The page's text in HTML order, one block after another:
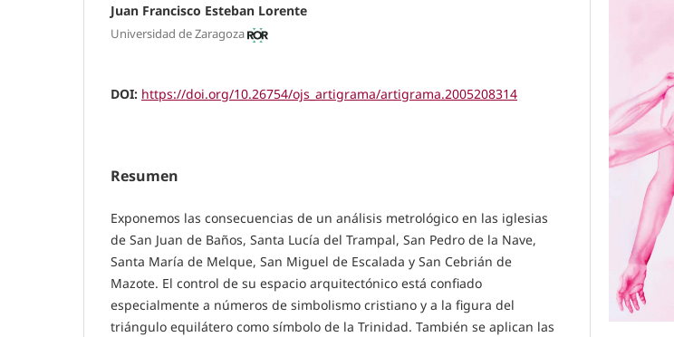
Juan Francisco Esteban Lorente
Universidad de Zaragoza
DOI: https://doi.org/10.26754/ojs_artigrama/artigrama.2005208314
Resumen
Exponemos las consecuencias de un análisis metrológico en las iglesias
de San Juan de Baños, Santa Lucía del Trampal, San Pedro de la Nave,
Santa María de Melque, San Miguel de Escalada y San Cebrián de
Mazote. El control de su espacio arquitectónico está confiado
especialmente a números de simbolismo cristiano y a la figura del
triángulo equilátero como símbolo de la Trinidad. También se aplican las